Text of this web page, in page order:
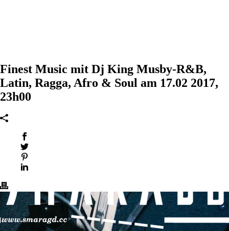
Finest Music mit Dj King Musby-R&B,
Latin, Ragga, Afro & Soul am 17.02 2017,
23h00